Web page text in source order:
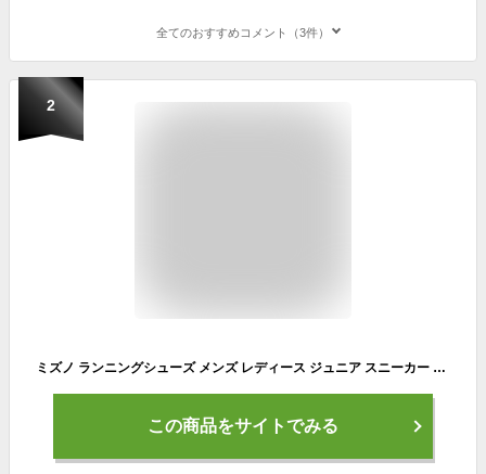
全てのおすすめコメント（3件）
2
ミズノ ランニングシューズ メンズ レディース ジュニア スニーカー MIZUNO マキシマイザー26 幅広 ジョギングシューズ マラソンシューズ 父の日 プレゼント 実用的 散歩 ウォーキング 通学 父の日 プレゼント スニーカー 母の日 幅広 白 黒 赤 紺 黄 作業用 作業靴
この商品をサイトでみる